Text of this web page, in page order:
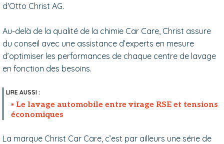
d'Otto Christ AG.
Au-delà de la qualité de la chimie Car Care, Christ assure
du conseil avec une assistance d’experts en mesure
d’optimiser les performances de chaque centre de lavage
en fonction des besoins.
Le lavage automobile entre virage RSE et tensions
économiques
La marque Christ Car Care, c’est par ailleurs une série de